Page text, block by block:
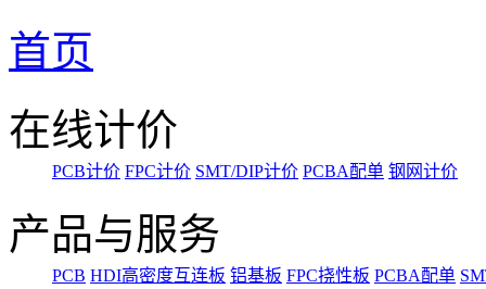
首页
在线计价
PCB计价 FPC计价 SMT/DIP计价 PCBA配单 钢网计价
产品与服务
PCB HDI高密度互连板 铝基板 FPC挠性板 PCBA配单